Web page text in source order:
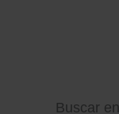
Buscar